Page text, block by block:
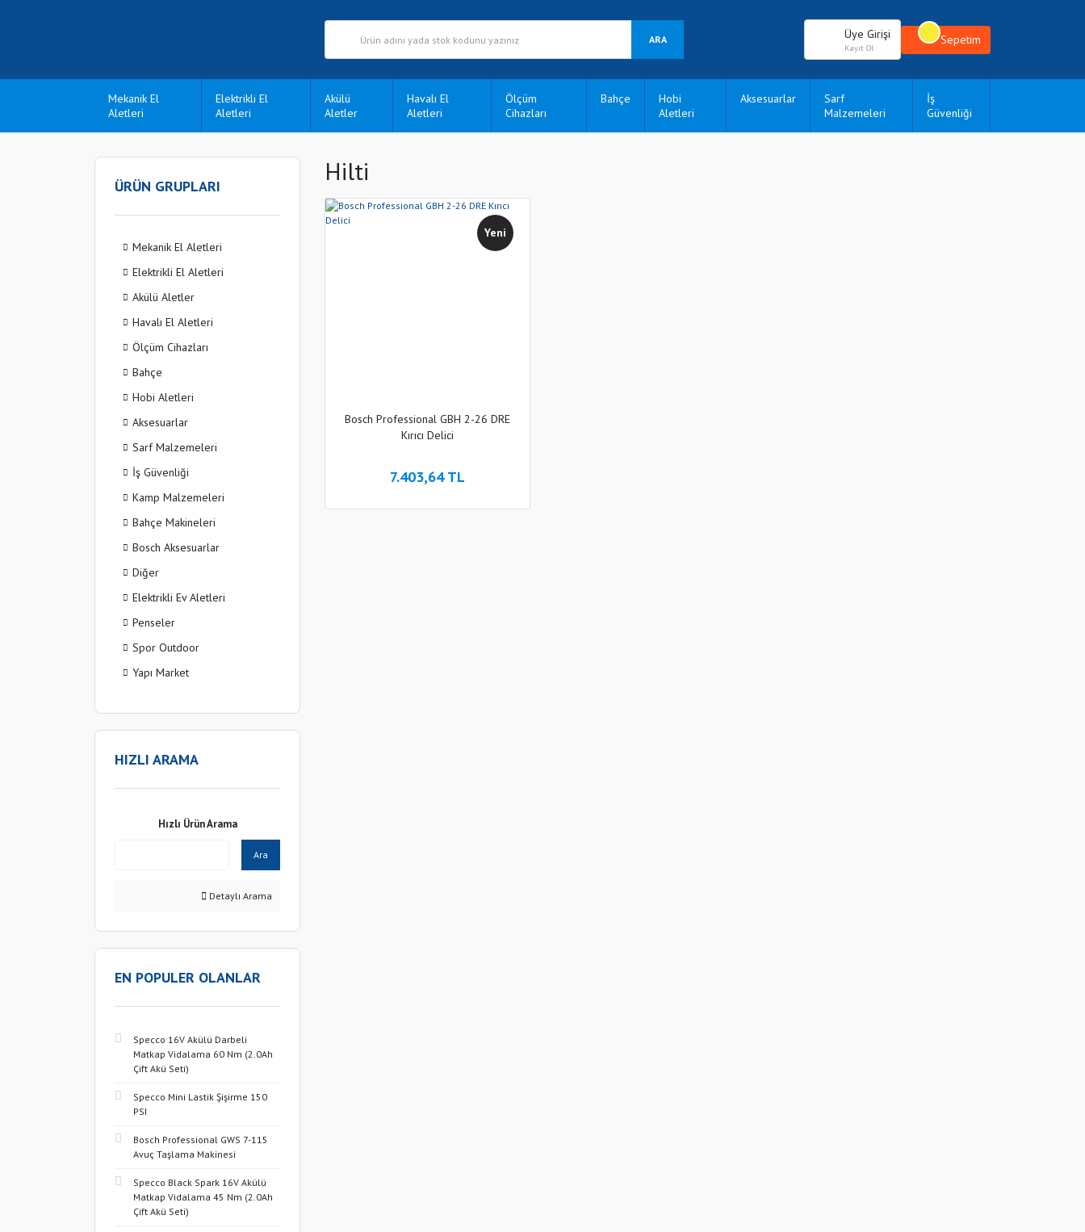
ARA Üye Girişi
Kayıt Ol
Sepetim
Mekanik El
Aletleri
Elektrikli El
Aletleri
Akülü
Aletler
Havalı El
Aletleri
Ölçüm
Cihazları
Bahçe
Hobi
Aletleri
Aksesuarlar
Sarf
Malzemeleri
İş
Güvenliği
ÜRÜN GRUPLARI
Mekanik El Aletleri
Elektrikli El Aletleri
Akülü Aletler
Havalı El Aletleri
Ölçüm Cihazları
Bahçe
Hobi Aletleri
Aksesuarlar
Sarf Malzemeleri
İş Güvenliği
Kamp Malzemeleri
Bahçe Makineleri
Bosch Aksesuarlar
Diğer
Elektrikli Ev Aletleri
Penseler
Spor Outdoor
Yapı Market
HIZLI ARAMA
Hızlı Ürün Arama
Ara
Detaylı Arama
EN POPULER OLANLAR
Specco 16V Akülü Darbeli
Matkap Vidalama 60 Nm (2.0Ah
Çift Akü Seti)
Specco Mini Lastik Şişirme 150
PSI
Bosch Professional GWS 7-115
Avuç Taşlama Makinesi
Specco Black Spark 16V Akülü
Matkap Vidalama 45 Nm (2.0Ah
Çift Akü Seti)
Hilti
Yeni
Bosch Professional GBH 2-26 DRE
Kırıcı Delici
7.403,64 TL